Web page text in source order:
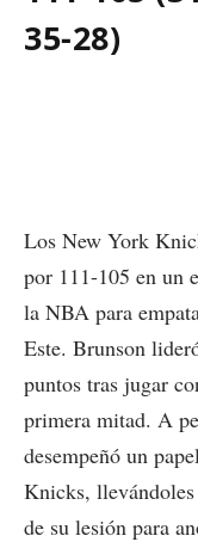
35-28)
Los New York
por 111-105 en un
la NBA para
Este. Brunson
puntos tras jugar
primera mitad. A
desempeñó un
Knicks,
de su lesión para